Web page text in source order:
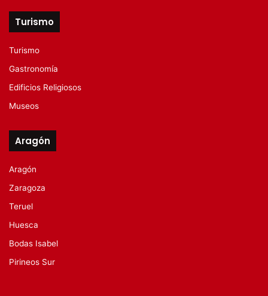
Turismo
Turismo
Gastronomía
Edificios Religiosos
Museos
Aragón
Aragón
Zaragoza
Teruel
Huesca
Bodas Isabel
Pirineos Sur